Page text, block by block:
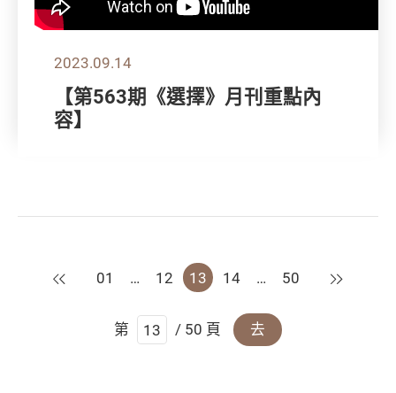
2023.09.14
【第563期《選擇》月刊重點內
容】
上一頁
01 … 12 13 14 … 50 下一頁
第 / 50 頁 去